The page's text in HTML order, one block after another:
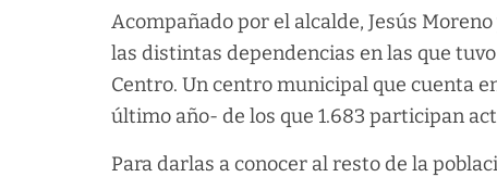
Acompañado por el alcalde, Jesús
las distintas dependencias en las que
Centro. Un centro municipal que cuenta
último año- de los que 1.683 participan
Para darlas a conocer al resto de la